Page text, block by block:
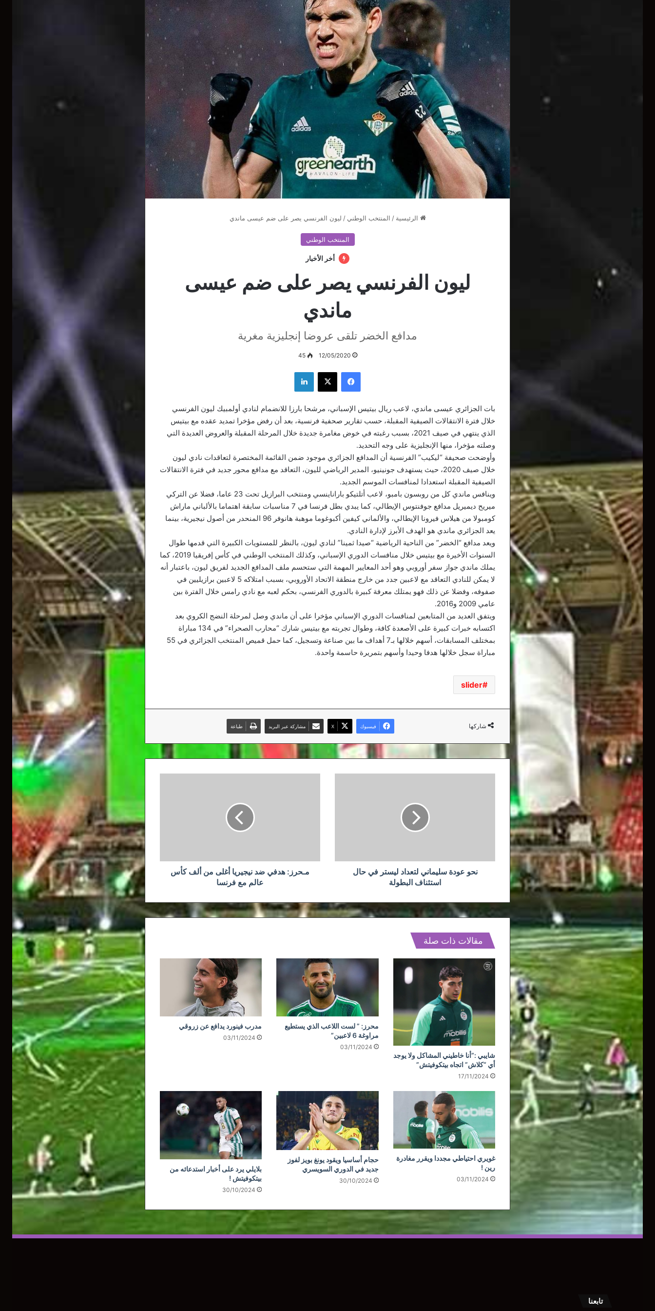
الرئيسية / المنتخب الوطني / ليون الفرنسي يصر على ضم عيسى ماندي
المنتخب الوطني
أخر الأخبار
ليون الفرنسي يصر على ضم عيسى
ماندي
مدافع الخضر تلقى عروضا إنجليزية مغرية
12/05/2020
45
فيسبوك ‫X لينكدإن
بات الجزائري عيسى ماندي، لاعب ريال بيتيس الإسباني، مرشحا بارزا للانضمام لنادي أولمبيك ليون الفرنسي
خلال فترة الانتقالات الصيفية المقبلة، حسب تقارير صحفية فرنسية، بعد أن رفض مؤخرا تمديد عقده مع بيتيس
الذي ينتهي في صيف 2021، بسبب رغبته في خوض مغامرة جديدة خلال المرحلة المقبلة والعروض العديدة التي
وصلته مؤخرا، منها الإنجليزية على وجه التحديد.
وأوضحت صحيفة “ليكيب” الفرنسية أن المدافع الجزائري موجود ضمن القائمة المختصرة لتعاقدات نادي ليون
خلال صيف 2020، حيث يستهدف جونينيو، المدير الرياضي لليون، التعاقد مع مدافع محور جديد في فترة الانتقالات
الصيفية المقبلة استعدادا لمنافسات الموسم الجديد.
وينافس ماندي كل من روبسون بامبو، لاعب أتلتيكو باراناينسي ومنتخب البرازيل تحت 23 عاما، فضلا عن التركي
ميريح ديميريل مدافع جوفنتوس الإيطالي، كما يبدي بطل فرنسا في 7 مناسبات سابقة اهتماما بالألباني ماراش
كومبولا من هيلاس فيرونا الإيطالي، والألماني كيفين أكبوغوما موهبة هانوفر 96 المنحدر من أصول نيجيرية، بينما
يعد الجزائري ماندي هو الهدف الأبرز لإدارة النادي.
ويعد مدافع “الخضر” من الناحية الرياضية “صيدا ثمينا” لنادي ليون، بالنظر للمستويات الكبيرة التي قدمها طوال
السنوات الأخيرة مع بيتيس خلال منافسات الدوري الإسباني، وكذلك المنتخب الوطني في كأس إفريقيا 2019، كما
يملك ماندي جواز سفر أوروبي وهو أحد المعايير المهمة التي ستحسم ملف المدافع الجديد لفريق ليون، باعتبار أنه
لا يمكن للنادي التعاقد مع لاعبين جدد من خارج منطقة الاتحاد الأوروبي، بسبب امتلاكه 5 لاعبين برازيليين في
صفوفه، وفضلا عن ذلك فهو يمتلك معرفة كبيرة بالدوري الفرنسي، بحكم لعبه مع نادي رامس خلال الفترة بين
عامي 2009 و2016.
ويتفق العديد من المتابعين لمنافسات الدوري الإسباني مؤخرا على أن ماندي وصل لمرحلة النضج الكروي بعد
اكتسابه خبرات كبيرة على الأصعدة كافة، وطوال تجربته مع بيتيس شارك “محارب الصحراء” في 134 مباراة
بمختلف المسابقات، أسهم خلالها بـ7 أهداف ما بين صناعة وتسجيل، كما حمل قميص المنتخب الجزائري في 55
مباراة سجل خلالها هدفا وحيدا وأسهم بتمريرة حاسمة واحدة.
slider
شاركها فيسبوك ‫X مشاركة عبر البريد طباعة
البطولة
نحو عودة سليماني لتعداد ليستر في حال
استئناف البطولة
عالم
مـحرز: هدفي ضد نيجيريا أغلى من ألف كأس
عالم مع فرنسا
مقالات ذات صلة
شايبي :”أنا خاطيني المشاكل ولا يوجد
أي “كلاش” اتجاه بيتكوفيتش”
17/11/2024
محرز: ” لست اللاعب الذي يستطيع
مراوغة 6 لاعبين”
03/11/2024
مدرب فينورد يدافع عن زروقي
03/11/2024
غويري احتياطي مجددا ويقرر مغادرة
رين !
03/11/2024
حجام أساسيا ويقود يونغ بويز لفوز
جديد في الدوري السويسري
30/10/2024
بلايلي يرد على أخبار استدعائه من
بيتكوفيتش !
30/10/2024
تابعنا